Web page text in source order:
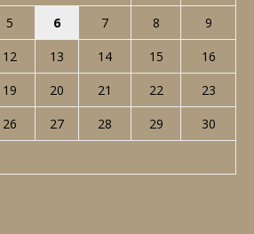
5 6 7 8
9
12 13 14 15
16
19 20 21 22
23
26 27 28 29
30